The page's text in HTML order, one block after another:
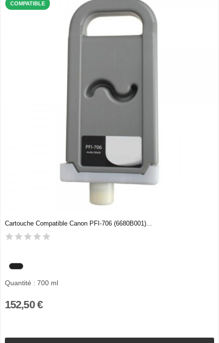
COMPATIBLE
Cartouche Compatible Canon PFI-706 (6680B001)...
Quantité : 700 ml
152,50 €